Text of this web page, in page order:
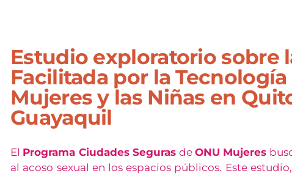
Estudio exploratorio sobre
Facilitada por la
Mujeres y las Niñas en
Guayaquil
El Programa Ciudades Seguras de ONU Mujeres
al acoso sexual en los espacios públicos. Este